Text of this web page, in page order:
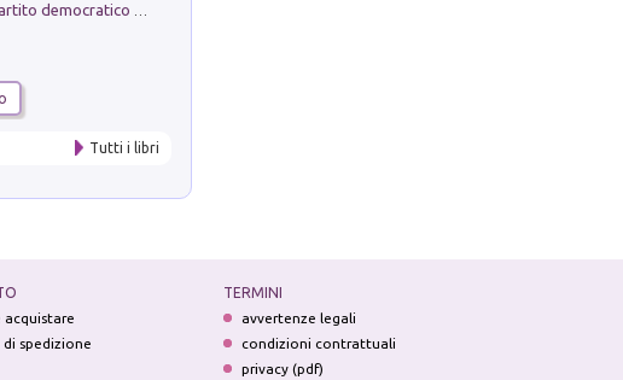
Tutti i libri
acquistare
di spedizione
TERMINI
avvertenze legali
condizioni contrattuali
privacy (pdf)